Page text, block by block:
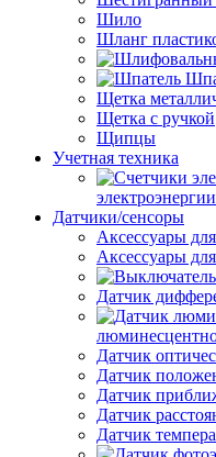
Шило
Шланг
Щетка
Щетка с ручкой
Щипцы
Учетная техника
электроэнергии
Датчики/сенсоры
Аксессуары
Аксессуары
Датчик
Датчик
Датчик
Датчик
Датчик
Датчик